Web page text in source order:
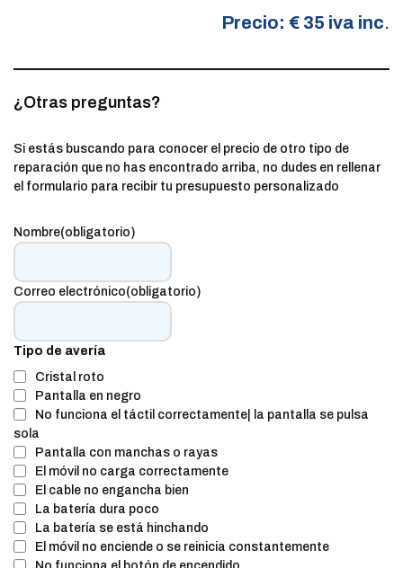
Precio: € 35 iva inc.
¿Otras preguntas?
Si estás buscando para conocer el precio de otro tipo de
reparación que no has encontrado arriba, no dudes en rellenar
el formulario para recibir tu presupuesto personalizado
Nombre(obligatorio)
Correo electrónico(obligatorio)
Tipo de avería
Cristal roto
Pantalla en negro
No funciona el táctil correctamente| la pantalla se pulsa
sola
Pantalla con manchas o rayas
El móvil no carga correctamente
El cable no engancha bien
La batería dura poco
La batería se está hinchando
El móvil no enciende o se reinicia constantemente